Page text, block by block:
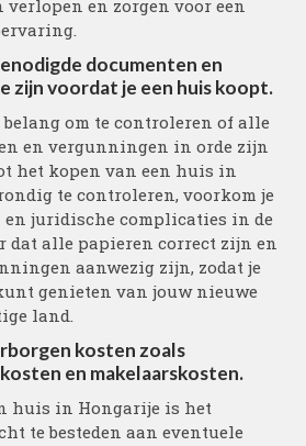
verlopen en zorgen voor een
documenten en
zijn voordat je een huis koopt.
om te controleren of alle
en vergunningen in orde zijn
het kopen van een huis in
te controleren, voorkom je
en juridische complicaties in de
dat alle papieren correct zijn en
aanwezig zijn, zodat je
genieten van jouw nieuwe
land.
kosten zoals
en makelaarskosten.
huis in Hongarije is het
te besteden aan eventuele